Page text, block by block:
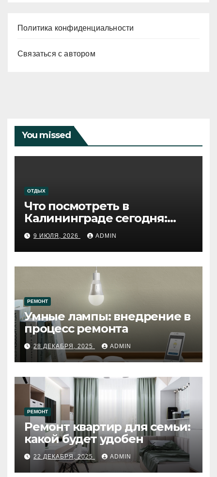
Политика конфиденциальности
Связаться с автором
You missed
ОТДЫХ
Что посмотреть в
Калининграде сегодня:
путеводитель по самому
западному городу России
9 ИЮЛЯ, 2026 ADMIN
РЕМОНТ
Умные лампы: внедрение в
процесс ремонта
28 ДЕКАБРЯ, 2025 ADMIN
РЕМОНТ
Ремонт квартир для семьи:
какой будет удобен
22 ДЕКАБРЯ, 2025 ADMIN